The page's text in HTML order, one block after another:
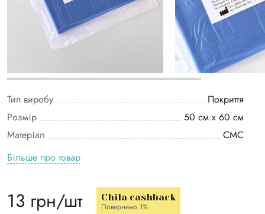
Тип виробу
Покриття
Розмір
50 см х 60 см
Матеріал
СМС
Більше про товар
13 грн/шт Chila cashback
Повернемо 1%